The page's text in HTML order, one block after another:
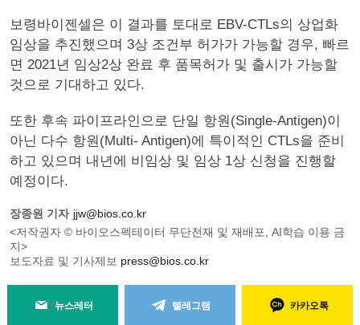
보령바이젠셀은 이 결과를 토대로 EBV-CTLs의 상업화
임상을 추진했으며 3상 조건부 허가가 가능할 경우, 빠르
면 2021년 임상2상 완료 후 품목허가 및 출시가 가능할
것으로 기대하고 있다.
또한 후속 파이프라인으로 단일 항원(Single-Antigen)이
아닌 다수 항원(Multi- Antigen)에 특이적인 CTLs을 준비
하고 있으며 내년에 비임상 및 임상 1상 신청을 진행할
예정이다.
장종원 기자 jjw@bios.co.kr
<저작권자 © 바이오스펙테이터 무단전재 및 재배포, AI학습 이용 금
지>
보도자료 및 기사제보 press@bios.co.kr
뉴스레터 텔레그램 카카오톡